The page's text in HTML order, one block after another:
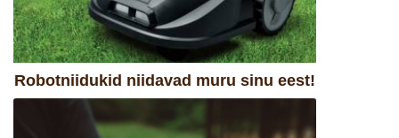
Robotniidukid niidavad muru sinu eest!